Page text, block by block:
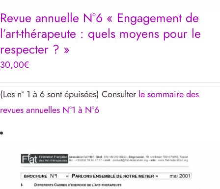
Revue annuelle N°6 « Engagement de
l’art-thérapeute : quels moyens pour le
respecter ? »
30,00€
(Les n° 1 à 6 sont épuisées) Consulter le sommaire des
revues annuelles N°1 à N°6